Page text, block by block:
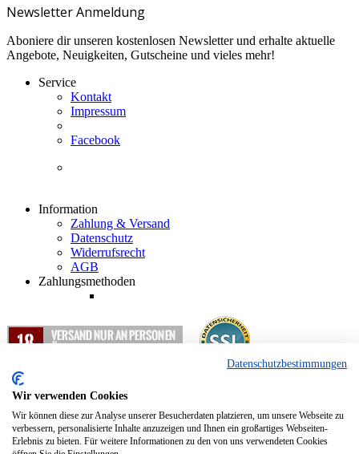
Newsletter Anmeldung
Aboniere dir unseren kostenlosen Newsletter und erhalte aktuelle
Angebote, Neuigkeiten, Gutscheine und vieles mehr!
Service
Kontakt
Impressum
Facebook
Information
Zahlung & Versand
Datenschutz
Widerrufsrecht
AGB
Zahlungsmethoden
Alle Preisangaben in EUR inkl. gesetzlicher Mehrwertsteuer und
zzgl. Versandkosten.
Nur für Abholung und Weiterleitung nach Deutschland.
Copyright © 2012 - 2024 Hopfenkurier.com - Bierspezialitäten und
Datenschutzbestimmungen
Wir verwenden Cookies
Wir können diese zur Analyse unserer Besucherdaten platzieren, um unsere Webseite zu
verbessern, personalisierte Inhalte anzuzeigen und Ihnen ein großartiges Webseiten-
Erlebnis zu bieten. Für weitere Informationen zu den von uns verwendeten Cookies